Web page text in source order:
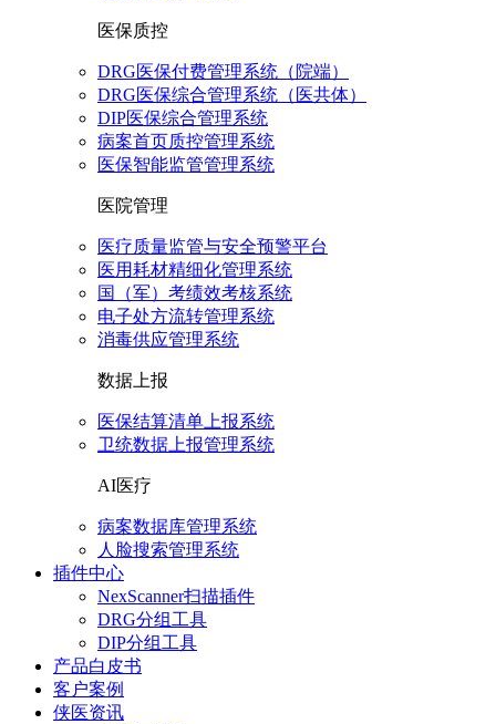
医保质控
DRG医保付费管理系统（院端）
DRG医保综合管理系统（医共体）
DIP医保综合管理系统
病案首页质控管理系统
医保智能监管管理系统
医院管理
医疗质量监管与安全预警平台
医用耗材精细化管理系统
国（军）考绩效考核系统
电子处方流转管理系统
消毒供应管理系统
数据上报
医保结算清单上报系统
卫统数据上报管理系统
AI医疗
病案数据库管理系统
人脸搜索管理系统
插件中心
NexScanner扫描插件
DRG分组工具
DIP分组工具
产品白皮书
客户案例
侠医资讯